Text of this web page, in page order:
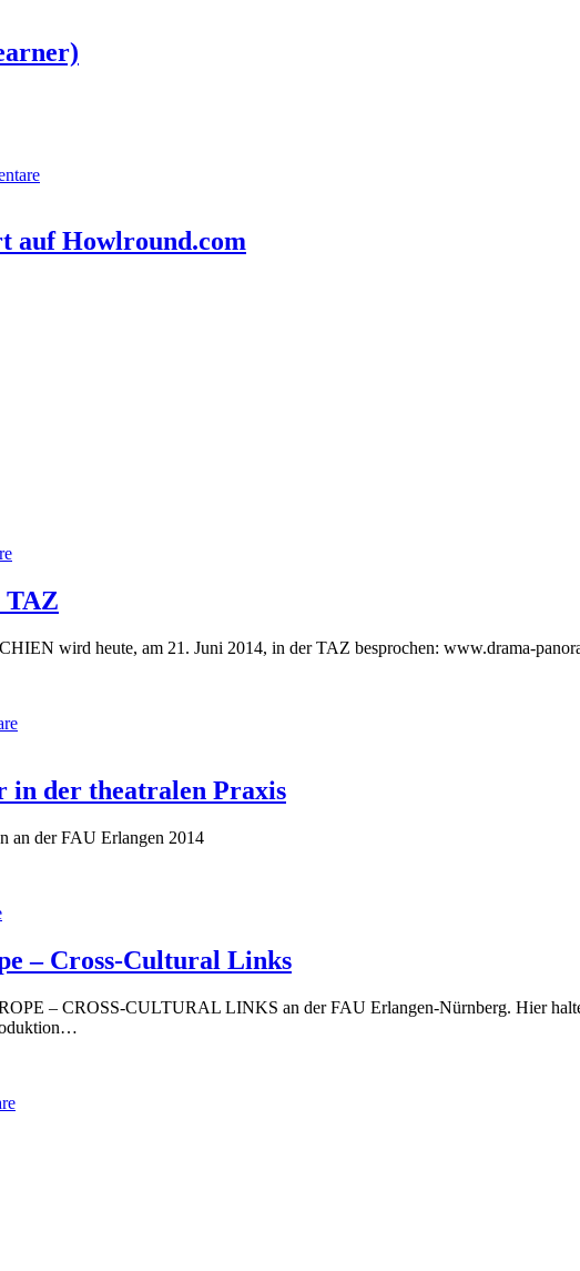
auf Howlround.com
TAZ
wird heute, am 21. Juni 2014, in der TAZ besprochen: www.drama-
in der theatralen Praxis
an der FAU Erlangen 2014
– Cross-Cultural Links
– CROSS-CULTURAL LINKS an der FAU Erlangen-Nürnberg. Hier